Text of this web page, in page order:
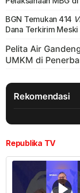
BGN Temukan 414
Dana Terkirim
Rekomendasi
Republika TV